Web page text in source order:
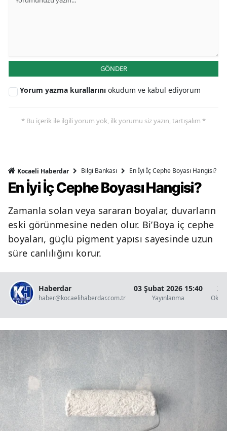
GÖNDER
Yorum yazma kurallarını okudum ve kabul ediyorum
* Bu içerik ile ilgili yorum yok, ilk yorumu siz yazın, tartışalım *
Kocaeli Haberdar Bilgi Bankası En İyi İç Cephe Boyası Hangisi?
En İyi İç Cephe Boyası Hangisi?
Zamanla solan veya sararan boyalar, duvarların
eski görünmesine neden olur. Bi’Boya iç cephe
boyaları, güçlü pigment yapısı sayesinde uzun
süre canlılığını korur.
Haberdar
haber@kocaelihaberdar.com.tr
03 Şubat 2026 15:40
Yayınlanma
2